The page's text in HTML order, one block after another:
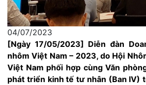
04/07/2023
[Ngày 17/05/2023] Diễn đàn
nhôm Việt Nam – 2023, do Hội
Việt Nam phối hợp cùng Văn
phát triển kinh tế tư nhân (Ban IV)